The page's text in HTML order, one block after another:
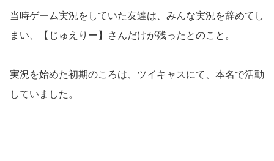
当時ゲーム実況をしていた友達は、みんな実況を辞めてし
まい、【じゅえりー】さんだけが残ったとのこと。
実況を始めた初期のころは、ツイキャスにて、本名で活動
していました。